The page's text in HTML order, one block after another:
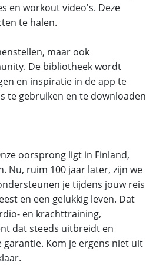
en workout video's. Deze
te halen.
maar ook
De bibliotheek wordt
en inspiratie in de app te
te gebruiken en te downloaden
oorsprong ligt in Finland,
Nu, ruim 100 jaar later, zijn we
je tijdens jouw reis
en een gelukkig leven. Dat
en krachttraining,
dat steeds uitbreidt en
Kom je ergens niet uit